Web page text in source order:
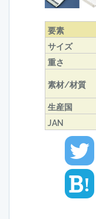
要素
サイズ
重さ
素材/材質
生産国
JAN
!